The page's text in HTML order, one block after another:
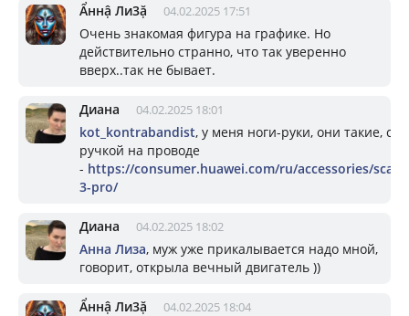
Ẩннậ Ли3ặ 04.02.2025 17:51
Очень знакомая фигура на графике. Но
действительно странно, что так уверенно
вверх..так не бывает.
Диана 04.02.2025 18:01
kot_kontrabandist, у меня ноги-руки, они такие, с
ручкой на проводе
- https://consumer.huawei.com/ru/accessories/scale-
3-pro/
Диана 04.02.2025 18:02
Анна Лиза, муж уже прикалывается надо мной,
говорит, открыла вечный двигатель ))
Ẩннậ Ли3ặ 04.02.2025 18:04